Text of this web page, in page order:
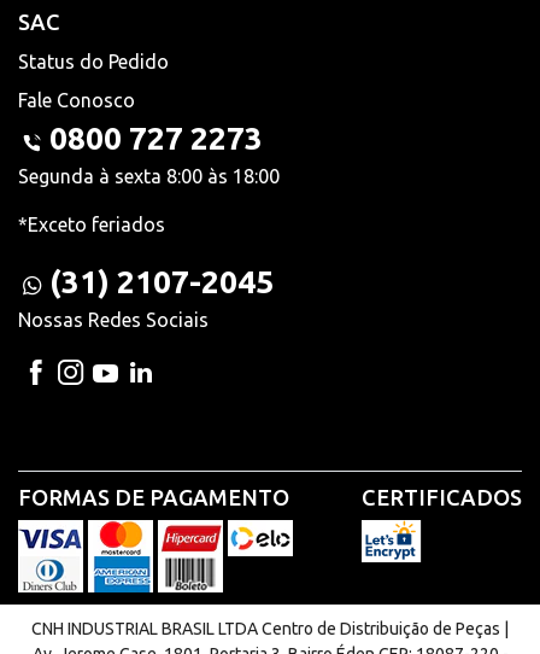
SAC
Status do Pedido
Fale Conosco
0800 727 2273
Segunda à sexta 8:00 às 18:00
*Exceto feriados
(31) 2107-2045
Nossas Redes Sociais
FORMAS DE PAGAMENTO CERTIFICADOS
CNH INDUSTRIAL BRASIL LTDA Centro de Distribuição de Peças |